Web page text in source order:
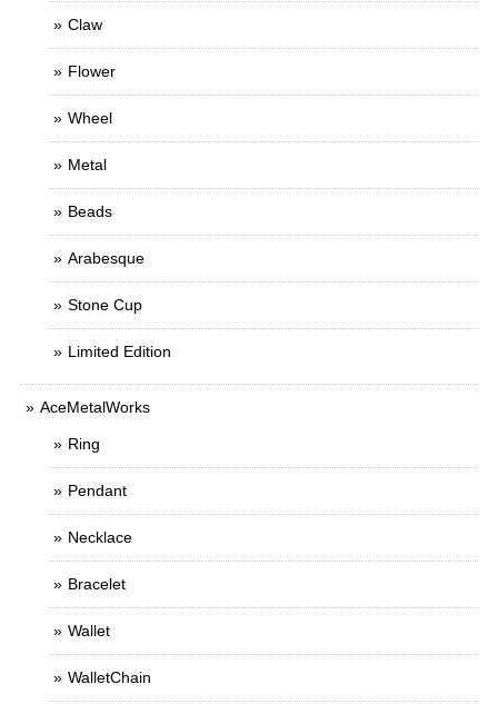
Claw
Flower
Wheel
Metal
Beads
Arabesque
Stone Cup
Limited Edition
AceMetalWorks
Ring
Pendant
Necklace
Bracelet
Wallet
WalletChain